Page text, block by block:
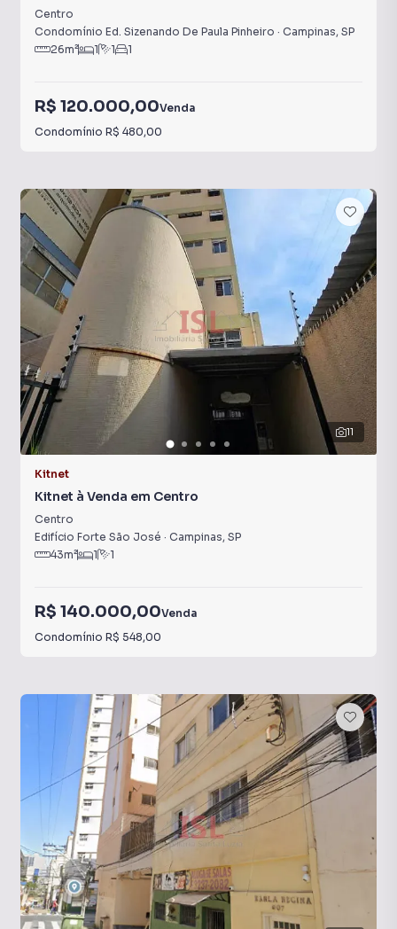
Centro
Condomínio Ed. Sizenando De Paula Pinheiro · Campinas, SP
26m² 1 1 1
R$ 120.000,00Venda
Condomínio R$ 480,00
11
Kitnet
Kitnet à Venda em Centro
Centro
Edifício Forte São José · Campinas, SP
43m² 1 1
R$ 140.000,00Venda
Condomínio R$ 548,00